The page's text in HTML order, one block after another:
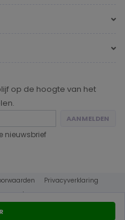
op de hoogte van het
AANMELDEN
nieuwsbrief
Privacyverklaring